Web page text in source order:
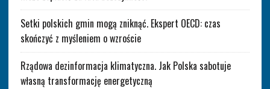
Setki polskich gmin mogą zniknąć. Ekspert OECD: czas
skończyć z myśleniem o wzroście
Rządowa dezinformacja klimatyczna. Jak Polska sabotuje
własną transformację energetyczną